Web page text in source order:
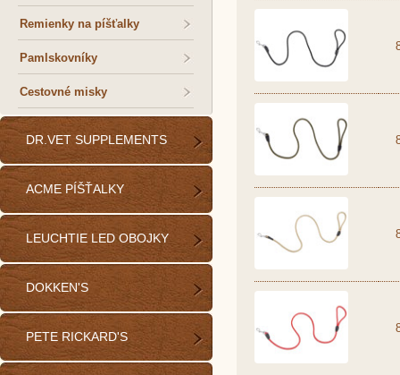
Remienky na píšťalky
Pamlskovníky
Cestovné misky
DR.VET SUPPLEMENTS
ACME PÍŠŤALKY
LEUCHTIE LED OBOJKY
DOKKEN'S
PETE RICKARD'S